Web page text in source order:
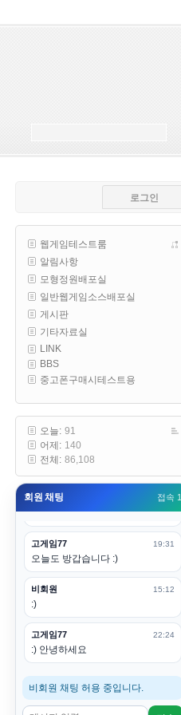
로그인
웹게임테스트룸
알림사항
모형정원배포실
일반웹게임소스배포실
게시판
기타자료실
LINK
BBS
중고폰구매시테스트용
오늘: 91
어제: 140
전체: 86,108
회원 채팅 접속 1
00:19
밑에 일반웹게임이 더있었네요
esils
아 이제 2로 돌아왔군요
esils
다 펼쳐두면 너무길어서 ..
esils
모바일로 보는데도 좀 불편하더라
구요
니다. 벌써 12시가 넘었었네요
esils
어후 주무세요
고게임77 00:20
(__)수고하십시용!
고게임77 19:31
오늘도 방갑습니다 :)
비회원 15:12
:)
고게임77 22:24
:) 안녕하세요
비회원 채팅 허용 중입니다.